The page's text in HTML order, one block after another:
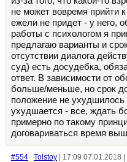
не может вовремя прийти
ежели не придет - у него,
работы с психологом я
предлагаю варианты и
отсутствии диалога
суд) есть досудебка,
ответ. В зависимости от
больше/меньше, но срок
положение не ухудшилось
ухудшается - все, ждать
примерно по такому
договариваться время
#554 Tolstoy | 17:09 07.01.2018